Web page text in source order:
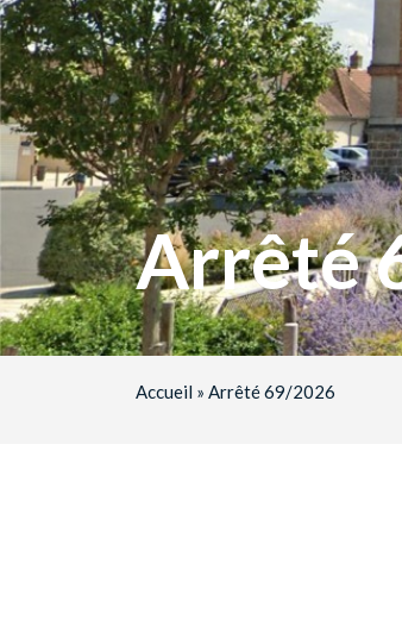
Arrêté
Accueil »Arrêté 69/2026